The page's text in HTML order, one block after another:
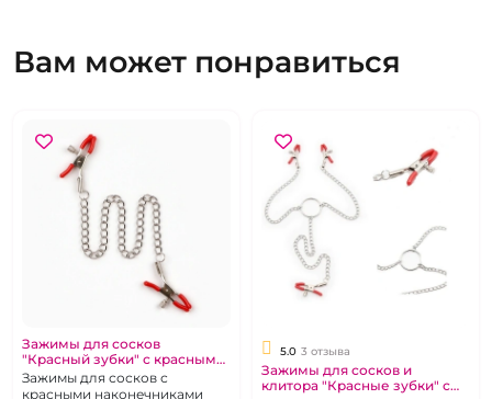
Вам может понравиться
Зажимы для сосков
"Красный зубки" с красными
силиконовыми
наконечниками
Зажимы для сосков с
красными наконечниками
5.0 3 отзыва
Зажимы для сосков и
клитора "Красные зубки" с